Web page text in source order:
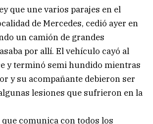
que une varios parajes en el
de Mercedes, cedió ayer en
un camión de grandes
por allí. El vehículo cayó al
y terminó semi hundido mientras
y su acompañante debieron ser
lesiones que sufrieron en la
comunica con todos los